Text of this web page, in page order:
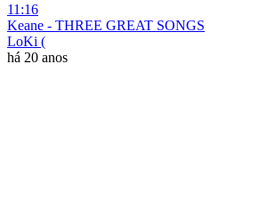
11:16
Keane - THREE GREAT SONGS
LoKi (
há 20 anos